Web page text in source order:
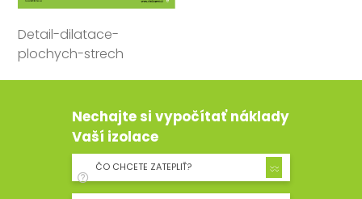
Detail-dilatace-
plochych-strech
Nechajte si vypočítať náklady
Vaší izolace
ČO CHCETE ZATEPLIŤ?